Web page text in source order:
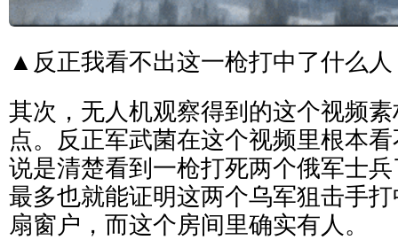
▲反正我看不出这一枪打中了什么人
其次，无人机观察得到的这个视频
点。反正军武菌在这个视频里根本
说是清楚看到一枪打死两个俄军士
最多也就能证明这两个乌军狙击手
扇窗户，而这个房间里确实有人。